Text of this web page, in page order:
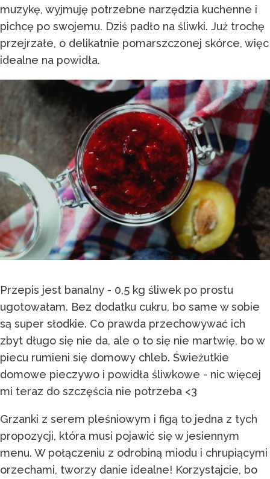
muzykę, wyjmuję potrzebne narzędzia kuchenne i
pichcę po swojemu. Dziś padło na śliwki. Już trochę
przejrzałe, o delikatnie pomarszczonej skórce, więc
idealne na powidła.
Przepis jest banalny - 0,5 kg śliwek po prostu
ugotowałam. Bez dodatku cukru, bo same w sobie
są super słodkie. Co prawda przechowywać ich
zbyt długo się nie da, ale o to się nie martwię, bo w
piecu rumieni się domowy chleb. Świeżutkie
domowe pieczywo i powidła śliwkowe - nic więcej
mi teraz do szczęścia nie potrzeba <3
Grzanki z serem pleśniowym i figą to jedna z tych
propozycji, która musi pojawić się w jesiennym
menu. W połączeniu z odrobiną miodu i chrupiącymi
orzechami, tworzy danie idealne! Korzystajcie, bo